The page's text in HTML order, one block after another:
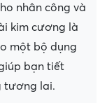
nhân công và
kim cương là
một bộ dụng
bạn tiết
tương lai.